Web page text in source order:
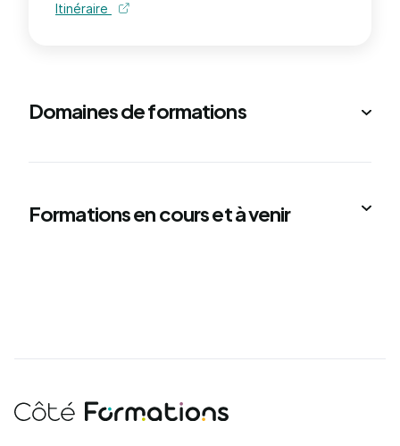
Itinéraire
Domaines de formations
Formations en cours et à venir